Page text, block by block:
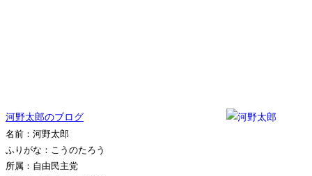
河野太郎のブログ
名前：河野太郎
ふりがな：こうのたろう
所属：自由民主党